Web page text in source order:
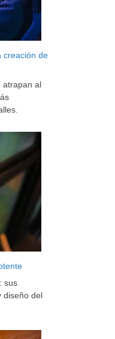
creación de
atrapan al
sus
diseño del